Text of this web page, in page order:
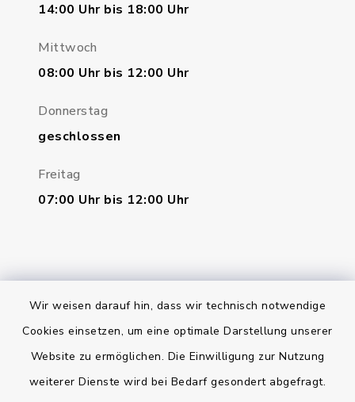
Wir weisen darauf hin, dass wir technisch notwendige
Cookies einsetzen, um eine optimale Darstellung unserer
Website zu ermöglichen. Die Einwilligung zur Nutzung
weiterer Dienste wird bei Bedarf gesondert abgefragt.
14:00 Uhr bis 18:00 Uhr
Mittwoch
08:00 Uhr bis 12:00 Uhr
Donnerstag
geschlossen
Freitag
07:00 Uhr bis 12:00 Uhr
Bankverbindung